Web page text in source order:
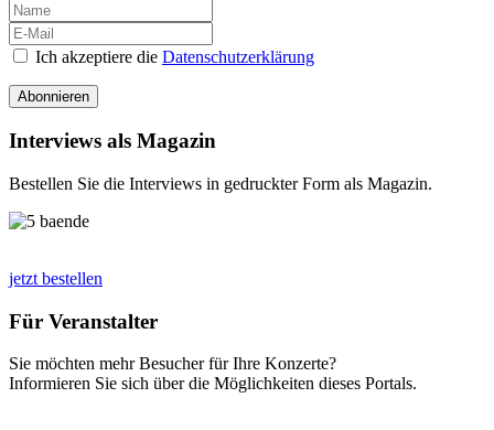
Ich akzeptiere die Datenschutzerklärung
Abonnieren
Interviews als Magazin
Bestellen Sie die Interviews in gedruckter Form als Magazin.
jetzt bestellen
Für Veranstalter
Sie möchten mehr Besucher für Ihre Konzerte?
Informieren Sie sich über die Möglichkeiten dieses Portals.